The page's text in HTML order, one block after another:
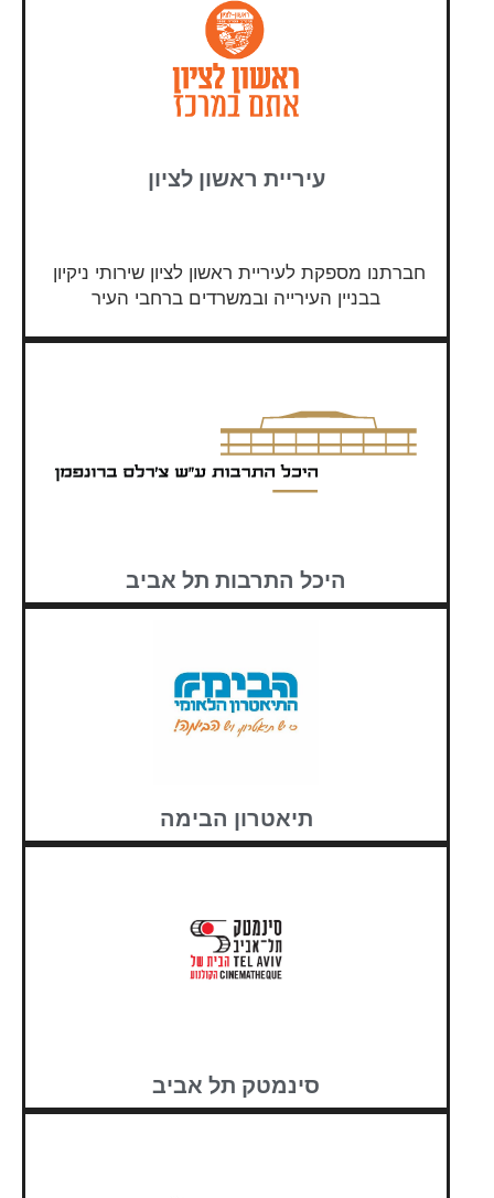
עיריית ראשון לציון
בבניין העירייה ובמשרדים ברחבי העיר
היכל התרבות תל אביב
תיאטרון הבימה
סינמטק תל אביב